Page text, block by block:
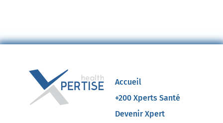
Accueil
+200 Xperts Santé
Devenir Xpert